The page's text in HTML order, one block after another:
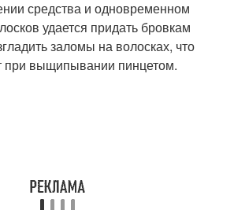
средства и одновременном
удается придать бровкам
заломы на волосках, что
при выщипывании пинцетом.